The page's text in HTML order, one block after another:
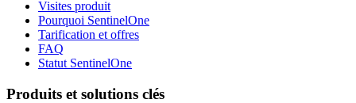
Visites produit
Pourquoi SentinelOne
Tarification et offres
FAQ
Statut SentinelOne
Produits et solutions clés